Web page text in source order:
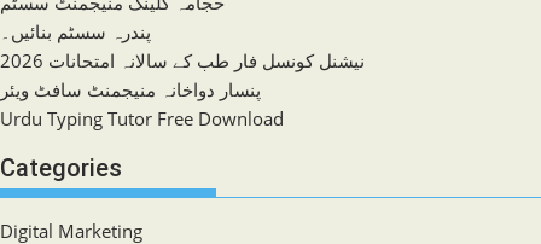
پندرہ سسٹم بنائیں۔
نیشنل کونسل فار طب کے سالانہ امتحانات 2026
پنسار دواخانہ منیجمنٹ سافٹ ویئر
Urdu Typing Tutor Free Download
Categories
Digital Marketing